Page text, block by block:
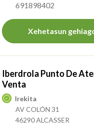
691898402
Xehetasun
Iberdrola Punto De
Venta
Irekita
AV COLÓN 31
46290 ALCASSER